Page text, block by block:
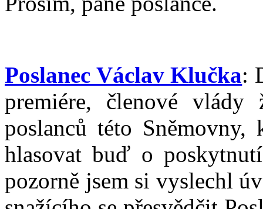
Poslanec Václav Klučka:
premiére, členové
poslanců této Sněmovny,
hlasovat buď o
pozorně jsem si vyslechl